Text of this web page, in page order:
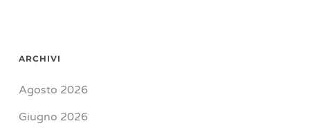
ARCHIVI
Agosto 2026
Giugno 2026